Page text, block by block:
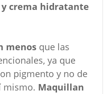
crema hidratante
menosque las
ya que
pigmento y no de
mismo. Maquillan